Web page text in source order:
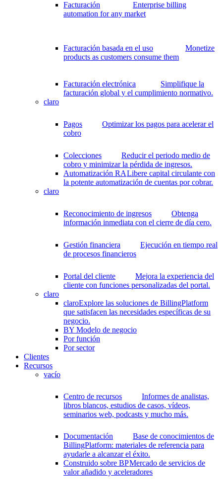
Facturación
Enterprise billing
automation for any market
Facturación basada en el uso
Monetize
products as customers consume them
Facturación electrónica
Simplifique la
facturación global y el cumplimiento normativo.
claro
Pagos
Optimizar los pagos para acelerar el
cobro
Colecciones
Reducir el periodo medio de
cobro y minimizar la pérdida de ingresos.
Automatización RALibere capital circulante con
la potente automatización de cuentas por cobrar.
claro
Reconocimiento de ingresos
Obtenga
información inmediata con el cierre de día cero.
Gestión financiera
Ejecución en tiempo real
de procesos financieros
Portal del cliente
Mejora la experiencia del
cliente con funciones personalizadas del portal.
claro
claroExplore las soluciones de BillingPlatform
que satisfacen las necesidades específicas de su
negocio.
BY Modelo de negocio
Por función
Por sector
Clientes
Recursos
vacío
Centro de recursos
Informes de analistas,
libros blancos, estudios de casos, vídeos,
seminarios web, podcasts y mucho más.
Documentación
Base de conocimientos de
BillingPlatform: materiales de referencia para
ayudarle a alcanzar el éxito.
Construido sobre BPMercado de servicios de
valor añadido y aceleradores